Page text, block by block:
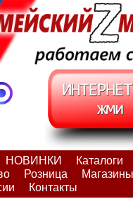
НОВИНКИ Каталоги
Розница
Контакты